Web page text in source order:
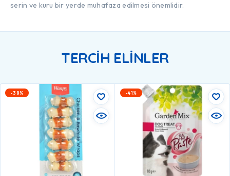
serin ve kuru bir yerde muhafaza edilmesi önemlidir.
TERCİH ELİNLER
-38% -41%